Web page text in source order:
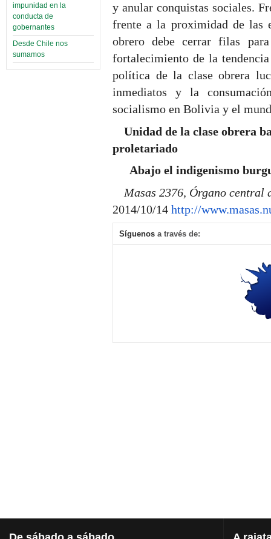
impunidad en la
conducta de
gobernantes
Desde Chile nos
sumamos
y anular conquistas sociales.
frente a la proximidad de las
obrero debe cerrar filas
fortalecimiento de la
política de la clase obrera
inmediatos y la
socialismo en Bolivia y el
Unidad de la clase obrera
proletariado
Abajo el indigenismo
Masas 2376, Órgano
2014/10/14 http://
Síguenos a través de: